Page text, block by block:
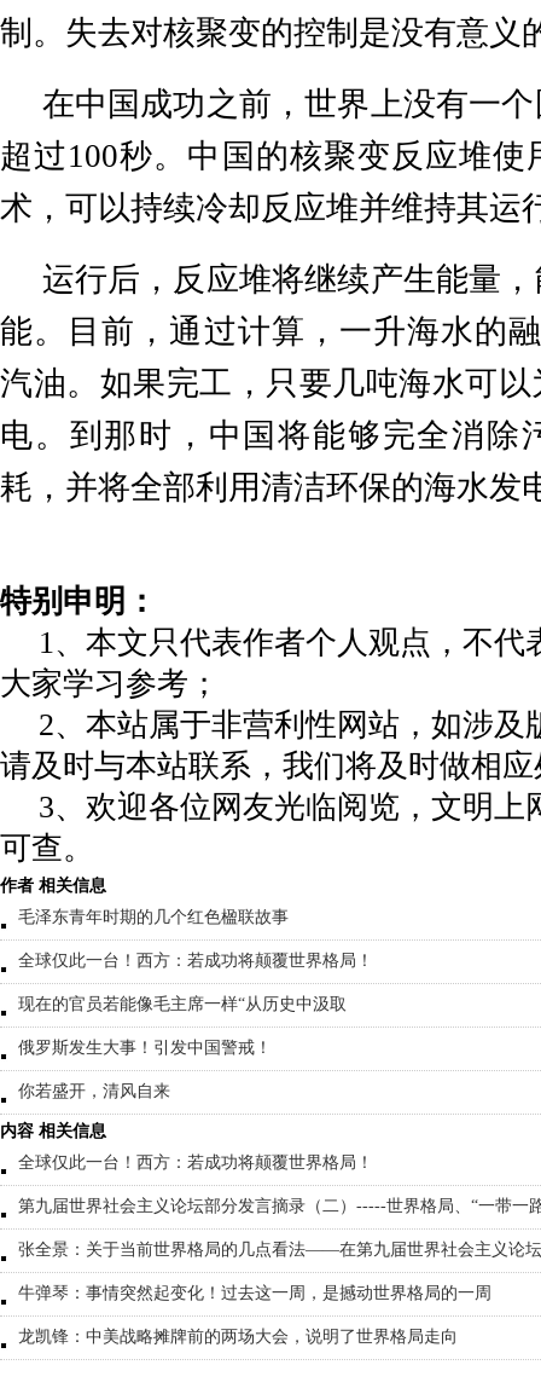
制。失去对核聚变的控制是没有意义
在中国成功之前，世界上没有一
超过100秒。中国的核聚变反应堆使
术，可以持续冷却反应堆并维持其运
运行后，反应堆将继续产生能量
能。目前，通过计算，一升海水的
汽油。如果完工，只要几吨海水可
电。到那时，中国将能够完全消除
耗，并将全部利用清洁环保的海水发
特别申明：
1、本文只代表作者个人观点，不代
大家学习参考；
2、本站属于非营利性网站，如涉及
请及时与本站联系，我们将及时做相
3、欢迎各位网友光临阅览，文明上
可查。
作者 相关信息
毛泽东青年时期的几个红色楹联故事
全球仅此一台！西方：若成功将颠覆世界格局！
现在的官员若能像毛主席一样“从历史中汲取
俄罗斯发生大事！引发中国警戒！
你若盛开，清风自来
内容 相关信息
全球仅此一台！西方：若成功将颠覆世界格局！
第九届世界社会主义论坛部分发言摘录（二）-----世界格局、“一带一
张全景：关于当前世界格局的几点看法——在第九届世界社会主义论
牛弹琴：事情突然起变化！过去这一周，是撼动世界格局的一周
龙凯锋：中美战略摊牌前的两场大会，说明了世界格局走向